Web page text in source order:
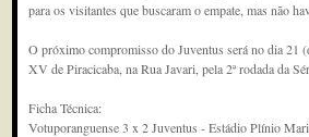
para os visitantes que buscaram o empate, mas não
O próximo compromisso do Juventus será no dia 21
XV de Piracicaba, na Rua Javari, pela 2ª rodada da
Ficha Técnica:
Votuporanguense 3 x 2 Juventus - Estádio Plínio